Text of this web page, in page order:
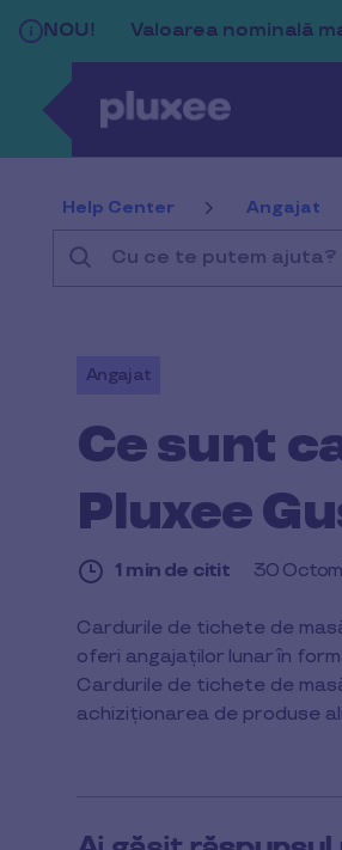
Sari la conținutul principal
Help Center Angajat
putem
ajuta?
Angajat
Ce sunt
Pluxee
1 min de citit 30
1
de
citit
Cardurile de tichete de
oferi angajaților lunar în
Cardurile de tichete de
achiziționarea de produse
NOU! Valoarea nominală